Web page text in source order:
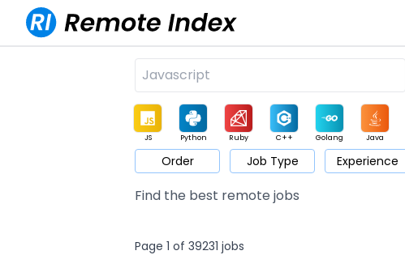
JS Python Ruby C++ Golang Java
Game Web3 UI / UX Architect Product Marketing
Order Job Type Experience
Find the best remote jobs
Page 1 of 39231 jobs